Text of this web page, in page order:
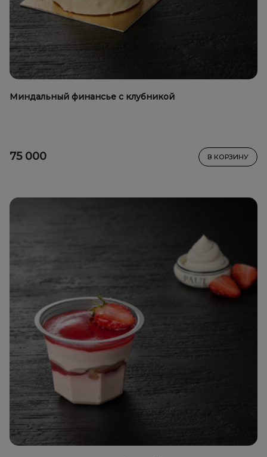
Миндальный финансье с клубникой
75 000 В КОРЗИНУ